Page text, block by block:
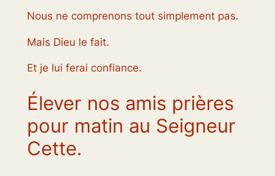
Nous ne comprenons tout simplement pas.
Mais Dieu le fait.
Et je lui ferai confiance.
Élever nos amis prières
pour matin au Seigneur
Cette.